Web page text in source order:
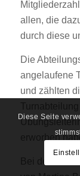
allen, die
durch diese
Die
angelaufene
und zählten
erworben
Bei den
Diese Seite